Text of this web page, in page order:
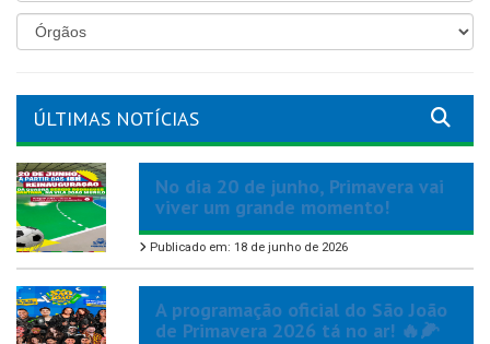
ÚLTIMAS NOTÍCIAS
No dia 20 de junho, Primavera vai
viver um grande momento!
Publicado em: 18 de junho de 2026
A programação oficial do São João
de Primavera 2026 tá no ar! 🔥🌽